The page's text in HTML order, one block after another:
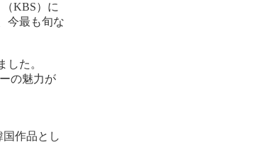
KBS）に
今最も旬な
た。
の魅力が
作品とし